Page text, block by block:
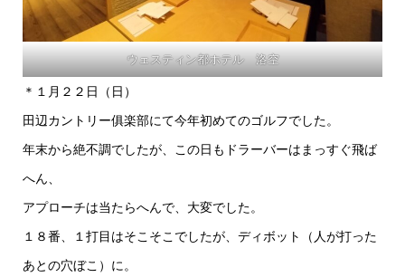
ウェスティン都ホテル 洛空
＊１月２２日（日）
田辺カントリー俱楽部にて今年初めてのゴルフでした。
年末から絶不調でしたが、この日もドラーバーはまっすぐ飛ば
へん、
アプローチは当たらへんで、大変でした。
１８番、１打目はそこそこでしたが、ディボット（人が打った
あとの穴ぼこ）に。